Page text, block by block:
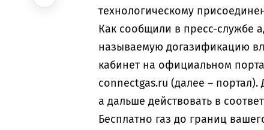
технологическому
Как сообщили в пресс-службе
называемую догазификацию
кабинет на официальном
connectgas.ru (далее –
а дальше действовать в
Бесплатно газ до границ